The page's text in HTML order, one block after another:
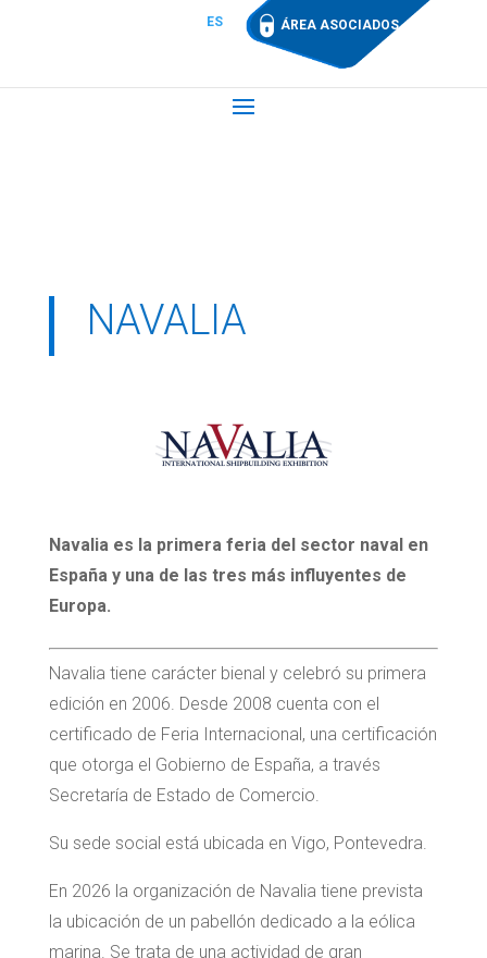
ES ÁREA ASOCIADOS
NAVALIA
Navalia es la primera feria del sector naval en
España y una de las tres más influyentes de
Europa.
Navalia tiene carácter bienal y celebró su primera
edición en 2006. Desde 2008 cuenta con el
certificado de Feria Internacional, una certificación
que otorga el Gobierno de España, a través
Secretaría de Estado de Comercio.
Su sede social está ubicada en Vigo, Pontevedra.
En 2026 la organización de Navalia tiene prevista
la ubicación de un pabellón dedicado a la eólica
marina. Se trata de una actividad de gran